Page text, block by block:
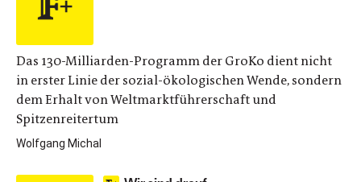
Das 130-Milliarden-Programm der GroKo dient nicht
in erster Linie der sozial-ökologischen Wende, sondern
dem Erhalt von Weltmarktführerschaft und
Spitzenreitertum
Wolfgang Michal